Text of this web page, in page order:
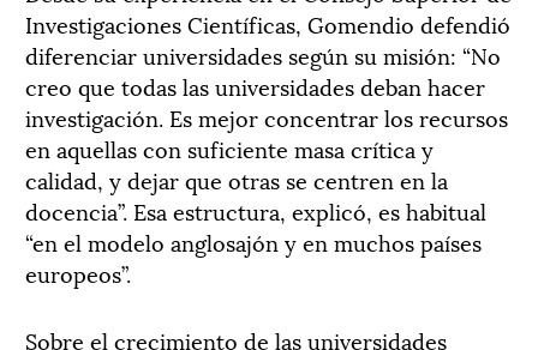
Investigaciones Científicas, Gomendio defendió
diferenciar universidades según su misión: “No
creo que todas las universidades deban hacer
investigación. Es mejor concentrar los recursos
en aquellas con suficiente masa crítica y
calidad, y dejar que otras se centren en la
docencia”. Esa estructura, explicó, es habitual
“en el modelo anglosajón y en muchos países
europeos”.
Sobre el crecimiento de las universidades